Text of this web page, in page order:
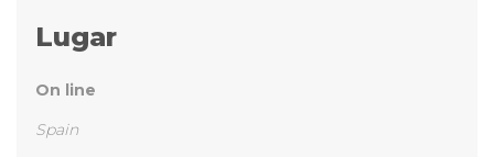
Lugar
On line
Spain